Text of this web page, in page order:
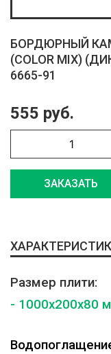
БОРДЮРНЫЙ
(COLOR MIX)
6665-91
555 руб.
ЗАКАЗАТЬ
Размер плити:
- 1000x200x80